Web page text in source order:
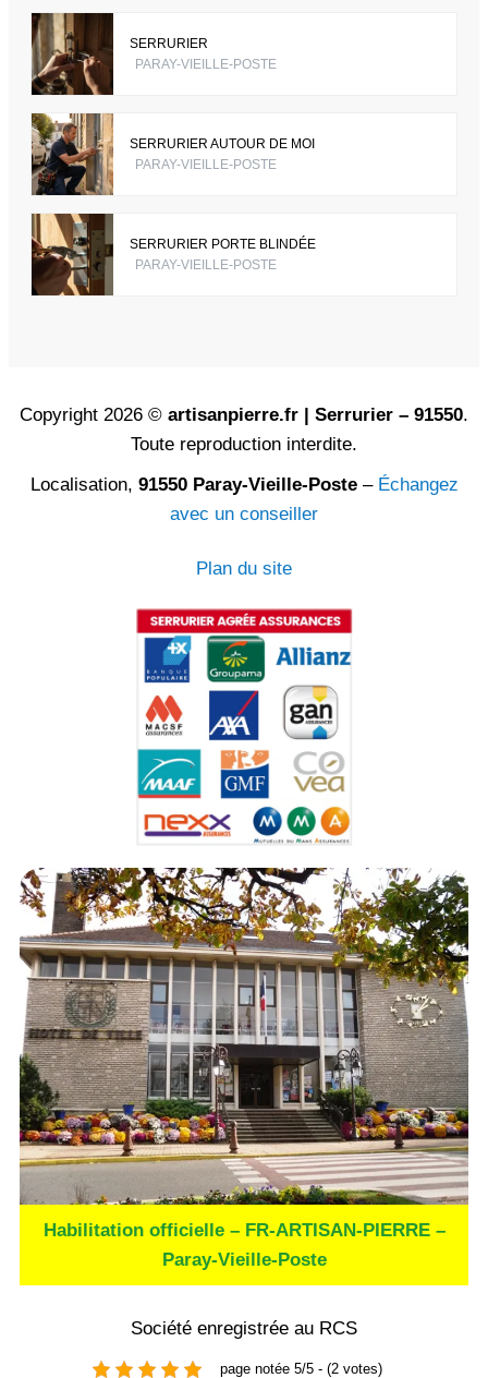
SERRURIER
PARAY-VIEILLE-POSTE
SERRURIER AUTOUR DE MOI
PARAY-VIEILLE-POSTE
SERRURIER PORTE BLINDÉE
PARAY-VIEILLE-POSTE
Copyright 2026 © artisanpierre.fr | Serrurier – 91550.
Toute reproduction interdite.
Localisation, 91550 Paray-Vieille-Poste– Échangez
avec un conseiller
Plan du site
Habilitation officielle – FR-ARTISAN-PIERRE –
Paray-Vieille-Poste
Société enregistrée au RCS
page notée 5/5 - (2 votes)